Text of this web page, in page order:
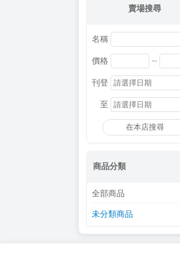
賣場搜尋
名稱
價格 ~
刊登
至
在本店搜尋
商品分類
全部商品
未分類商品